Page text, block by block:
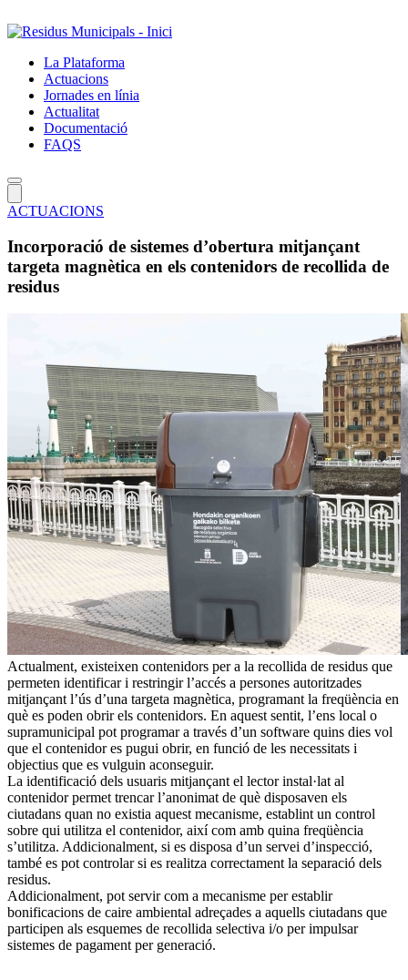
al
principalLa Plataforma
Actuacions
Jornades en línia
Actualitat
Documentació
FAQS
ACTUACIONS
Incorporació de sistemes d’obertura mitjançant
targeta magnètica en els contenidors de recollida de
residus
Actualment, existeixen contenidors per a la recollida de residus que
permeten identificar i restringir l’accés a persones autoritzades
mitjançant l’ús d’una targeta magnètica, programant la freqüència en
què es poden obrir els contenidors. En aquest sentit, l’ens local o
supramunicipal pot programar a través d’un software quins dies vol
que el contenidor es pugui obrir, en funció de les necessitats i
objectius que es vulguin aconseguir.
La identificació dels usuaris mitjançant el lector instal·lat al
contenidor permet trencar l’anonimat de què disposaven els
ciutadans quan no existia aquest mecanisme, establint un control
sobre qui utilitza el contenidor, així com amb quina freqüència
s’utilitza. Addicionalment, si es disposa d’un servei d’inspecció,
també es pot controlar si es realitza correctament la separació dels
residus.
Addicionalment, pot servir com a mecanisme per establir
bonificacions de caire ambiental adreçades a aquells ciutadans que
participen als esquemes de recollida selectiva i/o per impulsar
sistemes de pagament per generació.